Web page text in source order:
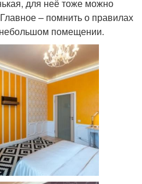
для неё тоже можно
– помнить о правилах
помещении.